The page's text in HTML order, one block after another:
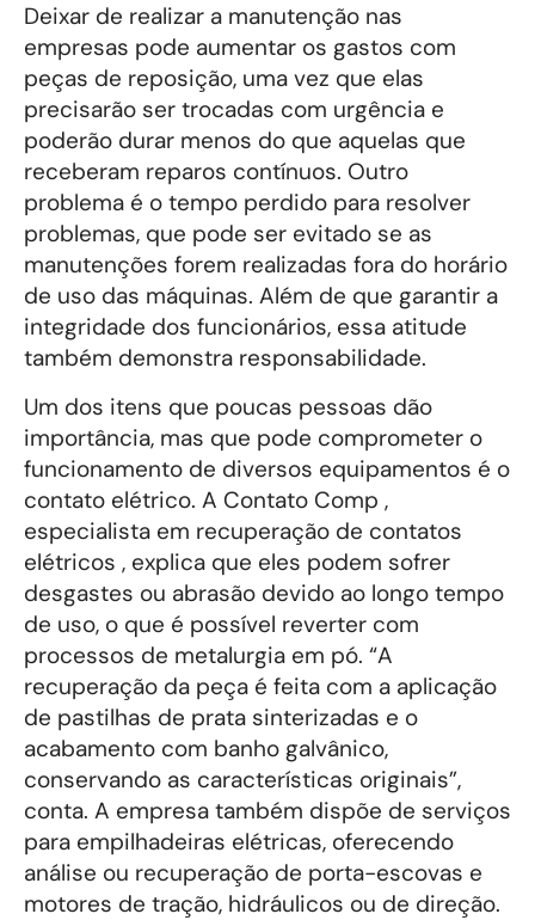
Deixar de realizar a manutenção nas
empresas pode aumentar os gastos com
peças de reposição, uma vez que elas
precisarão ser trocadas com urgência e
poderão durar menos do que aquelas que
receberam reparos contínuos. Outro
problema é o tempo perdido para resolver
problemas, que pode ser evitado se as
manutenções forem realizadas fora do horário
de uso das máquinas. Além de que garantir a
integridade dos funcionários, essa atitude
também demonstra responsabilidade.
Um dos itens que poucas pessoas dão
importância, mas que pode comprometer o
funcionamento de diversos equipamentos é o
contato elétrico. A Contato Comp ,
especialista em recuperação de contatos
elétricos , explica que eles podem sofrer
desgastes ou abrasão devido ao longo tempo
de uso, o que é possível reverter com
processos de metalurgia em pó. “A
recuperação da peça é feita com a aplicação
de pastilhas de prata sinterizadas e o
acabamento com banho galvânico,
conservando as características originais”,
conta. A empresa também dispõe de serviços
para empilhadeiras elétricas, oferecendo
análise ou recuperação de porta-escovas e
motores de tração, hidráulicos ou de direção.